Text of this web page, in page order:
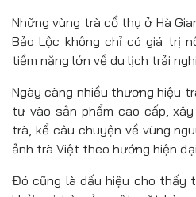
Những vùng trà cổ thụ ở Hà
Bảo Lộc không chỉ có giá trị
tiềm năng lớn về du lịch trải
Ngày càng nhiều thương hiệu
tư vào sản phẩm cao cấp,
trà, kể câu chuyện về vùng
ảnh trà Việt theo hướng hiện
Đó cũng là dấu hiệu cho thấy